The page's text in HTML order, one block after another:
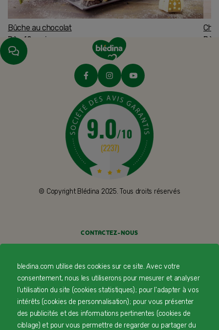
Bûche au chocolat
Dès 12 mois
© Copyright Blédina 2025. Tous droits réservés
CONTACTEZ-NOUS
PAIEMENT SÉCURISÉ
PROFESSIONNELS DE SANTÉ
bledina.com utilise des cookies sur ce site. Avec votre
consentement, nous les utiliserons pour mesurer et analyser
l'utilisation du site (cookies statistiques) ; pour l'adapter à vos
intérêts (cookies de personnalisation) ; pour vous présenter
des publicités et des informations pertinentes (cookies de
ciblage) et pour vous permettre de regarder ou partager du